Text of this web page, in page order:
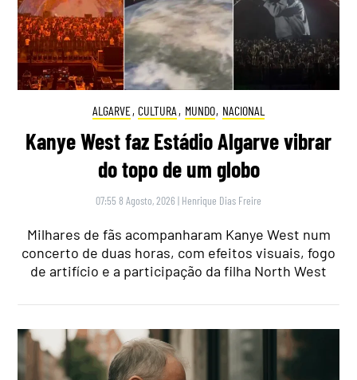
ALGARVE, CULTURA , MUNDO, NACIONAL
Kanye West faz Estádio Algarve vibrar
do topo de um globo
07:55 8 Agosto, 2026 | Henrique Dias Freire
Milhares de fãs acompanharam Kanye West num
concerto de duas horas, com efeitos visuais, fogo
de artifício e a participação da filha North West